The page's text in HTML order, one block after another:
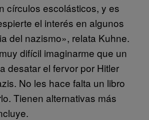
círculos escolásticos, y es
el interés en algunos
del nazismo», relata Kuhne.
difícil imaginarme que un
desatar el fervor por Hitler
No les hace falta un libro
Tienen alternativas más